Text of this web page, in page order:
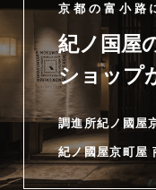
京都の富小路
紀ノ国屋
ショップ
調進所紀ノ國屋
紀ノ國屋京町屋